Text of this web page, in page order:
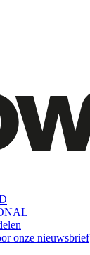
onze nieuwsbrief